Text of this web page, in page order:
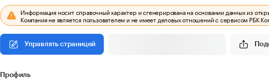
Информация носит справочный характер и сгенерирована на основании данных из
Компания не является пользователем и не имеет деловых отношений с сервисом РБК
Управлять страницей
Профиль